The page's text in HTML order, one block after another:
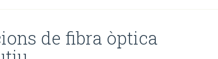
de fibra òptica